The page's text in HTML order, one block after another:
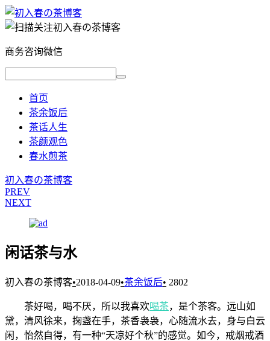
商务咨询微信
首页
茶余饭后
茶话人生
茶颜观色
春水煎茶
初入春の茶博客
PREV
NEXT
闲话茶与水
初入春の茶博客•2018-04-09•茶余饭后• 2802
茶好喝，喝不厌，所以我喜欢喝茶，是个茶客。远山如
黛，清风徐来，掬盏在手，茶香袅袅，心随流水去，身与白云
闲，怡然自得，有一种“天凉好个秋”的感觉。如今，戒烟戒酒